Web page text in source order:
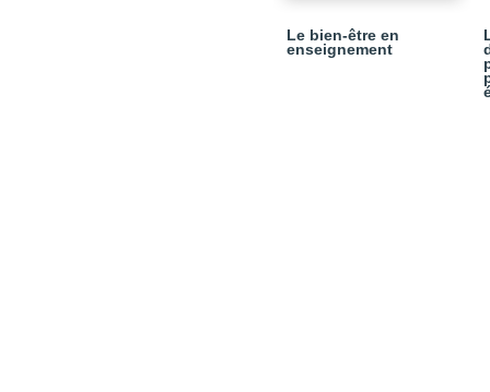
Le bien-être en
enseignement